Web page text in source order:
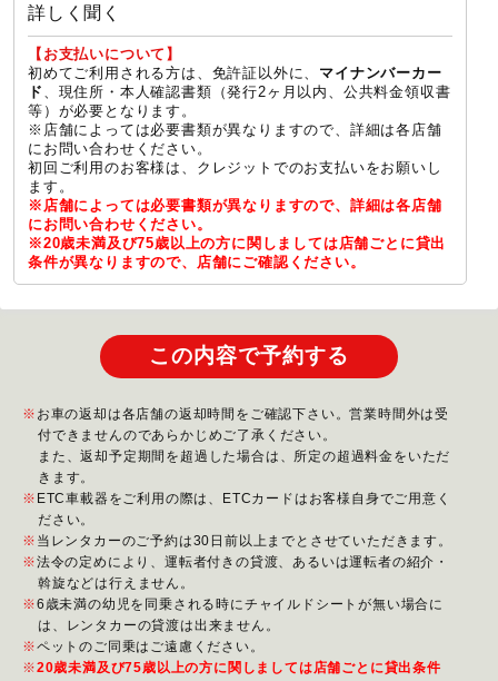
詳しく聞く
【お支払いについて】
初めてご利用される方は、免許証以外に、 マイナンバーカー
ド 、現住所・本人確認書類（発行2ヶ月以内、公共料金領収書
等）が必要となります。
※店舗によっては必要書類が異なりますので、詳細は各店舗
にお問い合わせください。
初回ご利用のお客様は、クレジットでのお支払いをお願いし
ます。
※店舗によっては必要書類が異なりますので、詳細は各店舗
にお問い合わせください。
※20歳未満及び75歳以上の方に関しましては店舗ごとに貸出
条件が異なりますので、店舗にご確認ください。
この内容で予約する
お車の返却は各店舗の返却時間をご確認下さい。営業時間外は受
付できませんのであらかじめご了承ください。
また、返却予定期間を超過した場合は、所定の超過料金をいただ
きます。
ETC車載器をご利用の際は、ETCカードはお客様自身でご用意く
ださい。
当レンタカーのご予約は30日前以上までとさせていただきます。
法令の定めにより、運転者付きの貸渡、あるいは運転者の紹介・
斡旋などは行えません。
6歳未満の幼児を同乗される時にチャイルドシートが無い場合に
は、レンタカーの貸渡は出来ません。
ペットのご同乗はご遠慮ください。
20歳未満及び75歳以上の方に関しましては店舗ごとに貸出条件